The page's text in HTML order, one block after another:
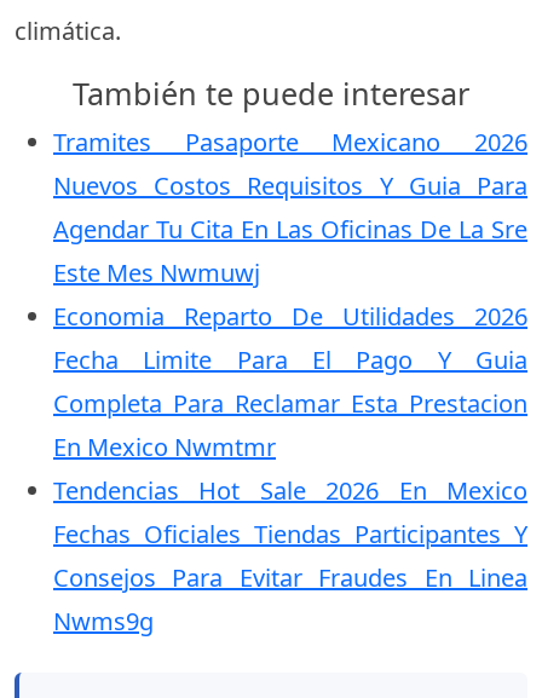
climática.
También te puede interesar
Tramites Pasaporte Mexicano 2026
Nuevos Costos Requisitos Y Guia Para
Agendar Tu Cita En Las Oficinas De La Sre
Este Mes Nwmuwj
Economia Reparto De Utilidades 2026
Fecha Limite Para El Pago Y Guia
Completa Para Reclamar Esta Prestacion
En Mexico Nwmtmr
Tendencias Hot Sale 2026 En Mexico
Fechas Oficiales Tiendas Participantes Y
Consejos Para Evitar Fraudes En Linea
Nwms9g